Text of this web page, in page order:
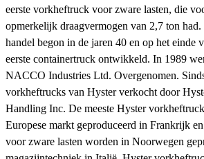
eerste vorkheftruck voor zware lasten, die
opmerkelijk draagvermogen van 2,7 ton
handel begon in de jaren 40 en op het einde
eerste containertruck ontwikkeld. In 1989
NACCO Industries Ltd. Overgenomen.
vorkheftrucks van Hyster verkocht door
Handling Inc. De meeste Hyster
Europese markt geproduceerd in Frankrijk
voor zware lasten worden in Noorwegen